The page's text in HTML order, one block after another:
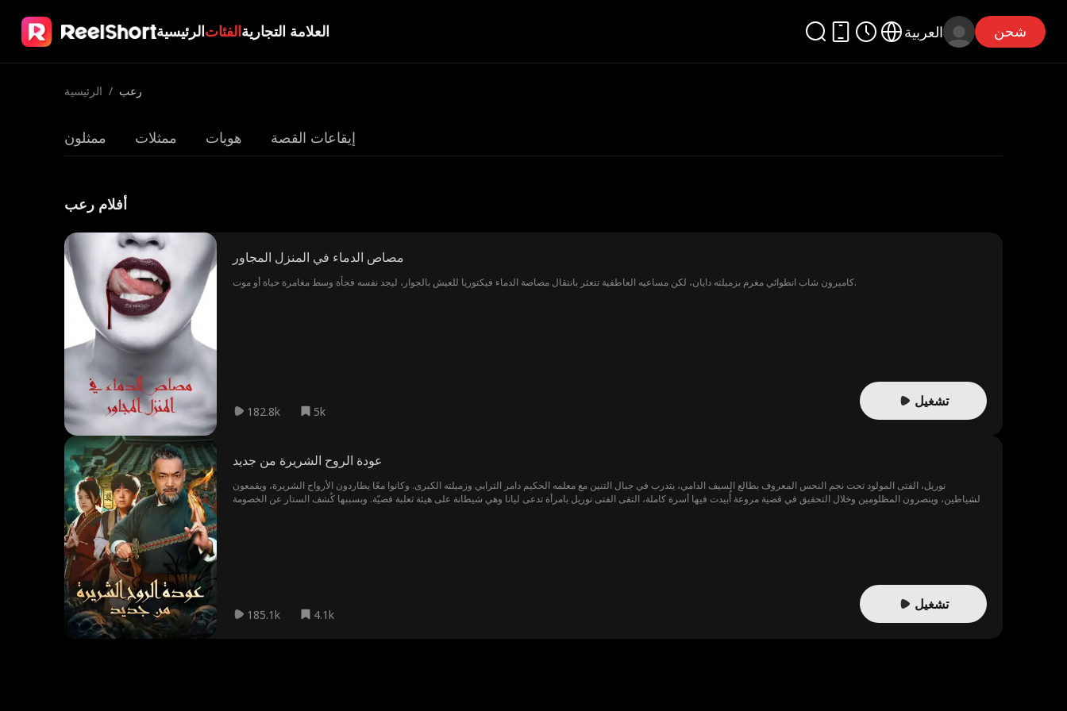
الرئيسيةالفئاتالعلامة التجارية العربية شحن
الرئيسية / رعب
ممثلون ممثلات هويات إيقاعات القصة
أفلام رعب
مصاص الدماء في المنزل المجاور
كاميرون شاب انطوائي مغرم بزميلته دايان، لكن مساعيه العاطفية تتعثر بانتقال مصاصة الدماء فيكتوريا للعيش بالجوار، ليجد نفسه فجأة وسط مغامرة حياة أو موت.
182.8k 5k
تشغيل
عودة الروح الشريرة من جديد
نوريل، الفتى المولود تحت نجم النحس المعروف بطالع السيف الدامي، يتدرب في جبال التنين مع معلمه الحكيم دامر الترابي وزميلته الكبرى. وكانوا معًا يطاردون الأرواح الشريرة، ويقمعون
الشياطين، وينصرون المظلومين وخلال التحقيق في قضية مروعة أُبيدت فيها أسرة كاملة، التقى الفتى نوريل بامرأة تدعى ليانا وهي شيطانة على هيئة ثعلبة فضيّة. وبسببها كُشف الستار عن الخصومة
185.1k 4.1k
تشغيل